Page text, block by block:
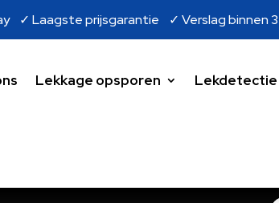
✓ Laagste prijsgarantie ✓ Verslag binnen 3
Lekkage opsporen